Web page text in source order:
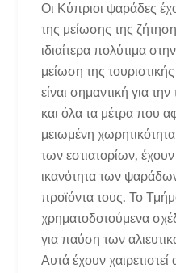
Οι Κύπριοι ψαράδες
της μείωσης της
ιδιαίτερα πολύτιμα
μείωση της
είναι σημαντική για
και όλα τα μέτρα που
μειωμένη
των εστιατορίων, έχουν
ικανότητα των
προϊόντα τους. Το
χρηματοδοτούμενα
για παύση των
Αυτά έχουν